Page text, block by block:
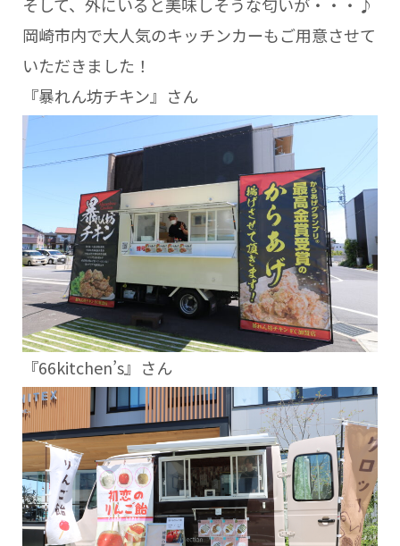
岡崎市内で大人気のキッチンカーもご用意させて
いただきました！
『暴れん坊チキン』さん
『66kitchen’s』さん